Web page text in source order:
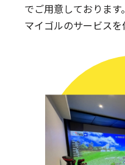
でご用意しております
マイゴルのサービスを